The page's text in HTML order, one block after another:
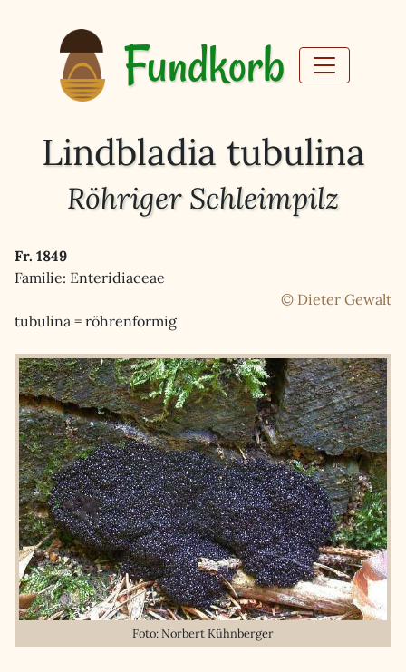
Fundkorb
Lindbladia tubulina
Röhriger Schleimpilz
Fr. 1849
Familie: Enteridiaceae
© Dieter Gewalt
tubulina = röhrenformig
Foto: Norbert Kühnberger